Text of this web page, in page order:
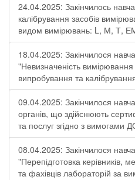
24.04.2025: Закінчилось
калібрування засобів
видом вимірювань: L, М, Т,
18.04.2025: Закінчилося
"Невизначеність вимірювання
випробування та
09.04.2025: Закінчилося
органів, що здійснюють
та послуг згідно з
08.04.2025: Закінчилося
"Перепідготовка керівників,
та фахівців лабораторій за